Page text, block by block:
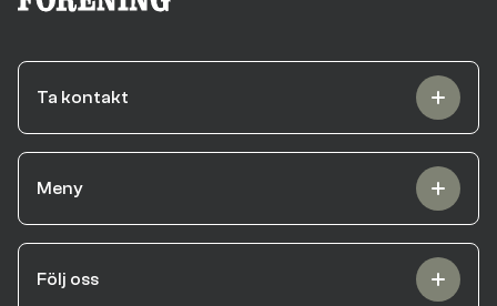
Ta kontakt
Meny
Följ oss